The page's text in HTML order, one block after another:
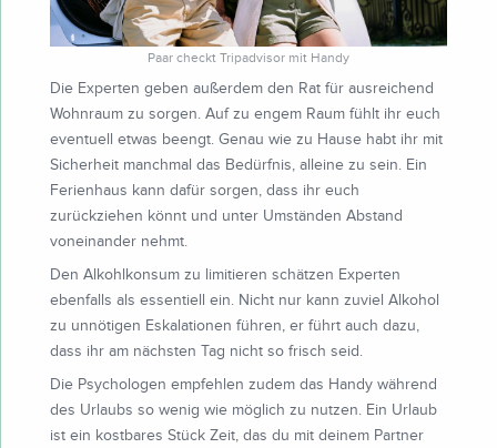
Paar checkt Tripadvisor mit Handy
Die Experten geben außerdem den Rat für ausreichend
Wohnraum zu sorgen. Auf zu engem Raum fühlt ihr euch
eventuell etwas beengt. Genau wie zu Hause habt ihr mit
Sicherheit manchmal das Bedürfnis, alleine zu sein. Ein
Ferienhaus kann dafür sorgen, dass ihr euch
zurückziehen könnt und unter Umständen Abstand
voneinander nehmt.
Den Alkohlkonsum zu limitieren schätzen Experten
ebenfalls als essentiell ein. Nicht nur kann zuviel Alkohol
zu unnötigen Eskalationen führen, er führt auch dazu,
dass ihr am nächsten Tag nicht so frisch seid.
Die Psychologen empfehlen zudem das Handy während
des Urlaubs so wenig wie möglich zu nutzen. Ein Urlaub
ist ein kostbares Stück Zeit, das du mit deinem Partner